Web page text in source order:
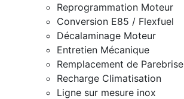
Reprogrammation Moteur
Conversion E85 / Flexfuel
Décalaminage Moteur
Entretien Mécanique
Remplacement de Parebrise
Recharge Climatisation
Ligne sur mesure inox